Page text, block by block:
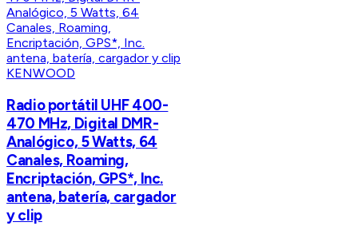
KENWOOD
Radio portátil UHF 400-
470 MHz, Digital DMR-
Analógico, 5 Watts, 64
Canales, Roaming,
Encriptación, GPS*, Inc.
antena, batería, cargador
y clip